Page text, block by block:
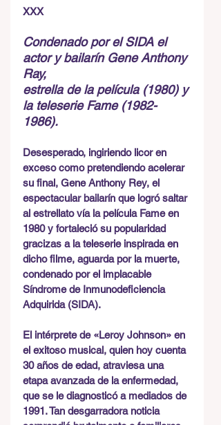
XXX
Condenado por el SIDA el
actor y bailarín Gene Anthony
Ray,
estrella de la película (1980) y
la teleserie Fame (1982-
1986).
Desesperado, ingiriendo licor en
exceso como pretendiendo acelerar
su final, Gene Anthony Rey, el
espectacular bailarín que logró saltar
al estrellato vía la película Fame en
1980 y fortaleció su popularidad
gracizas a la teleserie inspirada en
dicho filme, aguarda por la muerte,
condenado por el implacable
Síndrome de Inmunodeficiencia
Adquirida (SIDA).
El intérprete de «Leroy Johnson» en
el exitoso musical, quien hoy cuenta
30 años de edad, atraviesa una
etapa avanzada de la enfermedad,
que se le diagnosticó a mediados de
1991. Tan desgarradora noticia